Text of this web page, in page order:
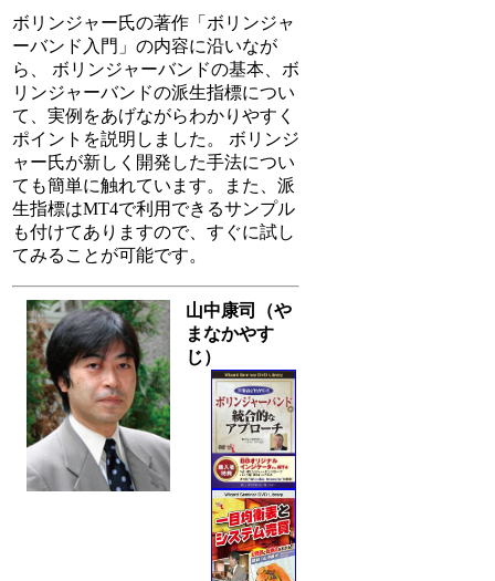
ボリンジャー氏の著作「ボリンジャ
ーバンド入門」の内容に沿いなが
ら、 ボリンジャーバンドの基本、ボ
リンジャーバンドの派生指標につい
て、実例をあげながらわかりやすく
ポイントを説明しました。 ボリンジ
ャー氏が新しく開発した手法につい
ても簡単に触れています。また、派
生指標はMT4で利用できるサンプル
も付けてありますので、すぐに試し
てみることが可能です。
山中康司（や
まなかやす
じ）